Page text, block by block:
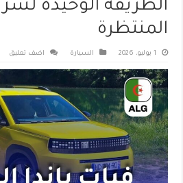
الطريقة الوحيدة
المنتظرة
1 يوليو، 2026 السيارة اضف تعليق